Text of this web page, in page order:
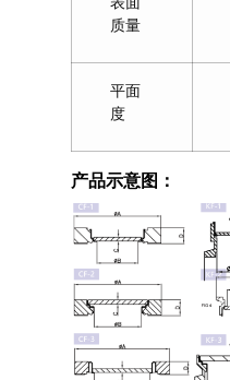
质量
平面
度
产品示意图：